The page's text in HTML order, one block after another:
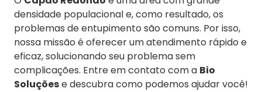
densidade populacional e, como resultado, os
problemas de entupimento são comuns. Por isso,
nossa missão é oferecer um atendimento rápido e
eficaz, solucionando seu problema sem
complicações. Entre em contato com a Bio
Soluçõese descubra como podemos ajudar você!